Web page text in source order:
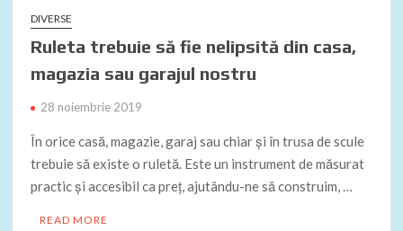
DIVERSE
Ruleta trebuie să fie nelipsită din casa,
magazia sau garajul nostru
28 noiembrie 2019
În orice casă, magazie, garaj sau chiar și în trusa de scule
trebuie să existe o ruletă. Este un instrument de măsurat
practic și accesibil ca preț, ajutându-ne să construim, …
READ MORE